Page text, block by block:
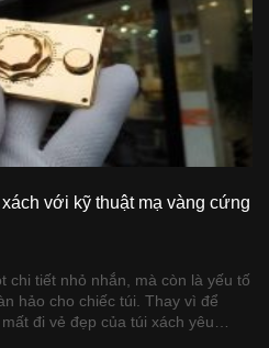
với kỹ thuật mạ vàng cứng
chi tiết nhỏ nhắn, mà còn là yếu tố
hảo cho chiếc túi. Thay vì để
đi vẻ đẹp của túi xách yêu…